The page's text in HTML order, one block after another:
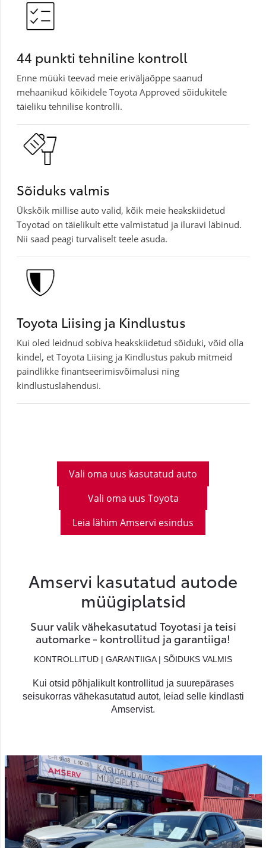
44 punkti tehniline kontroll
Enne müüki teevad meie eriväljaõppe saanud
mehaanikud kõikidele Toyota Approved sõidukitele
täieliku tehnilise kontrolli.
Sõiduks valmis
Ükskõik millise auto valid, kõik meie heakskiidetud
Toyotad on täielikult ette valmistatud ja iluravi läbinud.
Nii saad peagi turvaliselt teele asuda.
Toyota Liising ja Kindlustus
Kui oled leidnud sobiva heakskiidetud sõiduki, võid olla
kindel, et Toyota Liising ja Kindlustus pakub mitmeid
paindlikke finantseerimisvõimalusi ning
kindlustuslahendusi.
Vali oma uus kasutatud auto
Vali oma uus Toyota
Leia lähim Amservi esindus
Amservi kasutatud autode
müügiplatsid
Suur valik vähekasutatud Toyotasi ja teisi
automarke - kontrollitud ja garantiiga!
KONTROLLITUD | GARANTIIGA | SÕIDUKS VALMIS
Kui otsid põhjalikult kontrollitud ja suurepärases
seisukorras vähekasutatud autot, leiad selle kindlasti
Amservist.